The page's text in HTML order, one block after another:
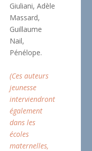
Giuliani, Adèle
Massard,
Guillaume
Nail,
Pénélope.
(Ces auteurs
jeunesse
interviendront
également
dans les
écoles
maternelles,